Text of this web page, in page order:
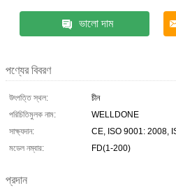
ভালো দাম
পণ্যের বিবরণ
উৎপত্তি স্থল:
চীন
পরিচিতিমুলক নাম:
WELLDONE
সাক্ষ্যদান:
CE, ISO 9001: 2008,
মডেল নম্বার:
FD(1-200)
প্রদান